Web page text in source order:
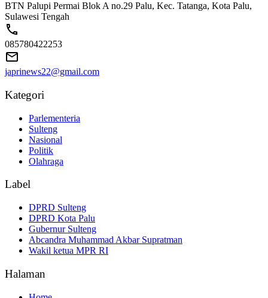
BTN Palupi Permai Blok A no.29 Palu, Kec. Tatanga, Kota Palu,
Sulawesi Tengah
085780422253
japrinews22@gmail.com
Kategori
Parlementeria
Sulteng
Nasional
Politik
Olahraga
Label
DPRD Sulteng
DPRD Kota Palu
Gubernur Sulteng
Abcandra Muhammad Akbar Supratman
Wakil ketua MPR RI
Halaman